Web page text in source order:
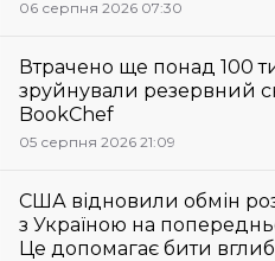
06 серпня 2026 07:30
Втрачено ще понад 100
зруйнували резервний
BookChef
05 серпня 2026 21:09
США відновили обмін
з Україною на
Це допомагає бити